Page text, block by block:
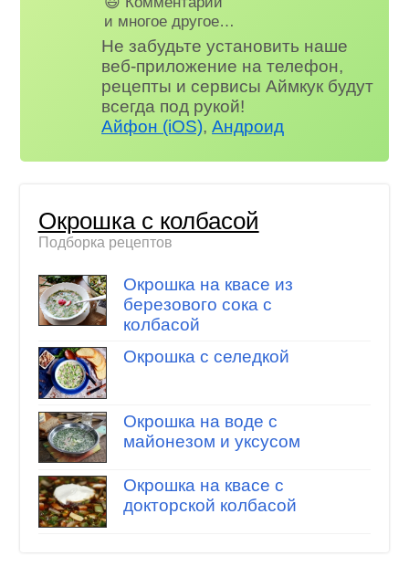
и многое другое…
Не забудьте установить наше
веб-приложение на телефон,
рецепты и сервисы Аймкук будут
всегда под рукой!
Айфон (iOS),Андроид
Окрошка с колбасой
Подборка рецептов
Окрошка на квасе из
березового сока с
колбасой
Окрошка с селедкой
Окрошка на воде с
майонезом и уксусом
Окрошка на квасе с
докторской колбасой